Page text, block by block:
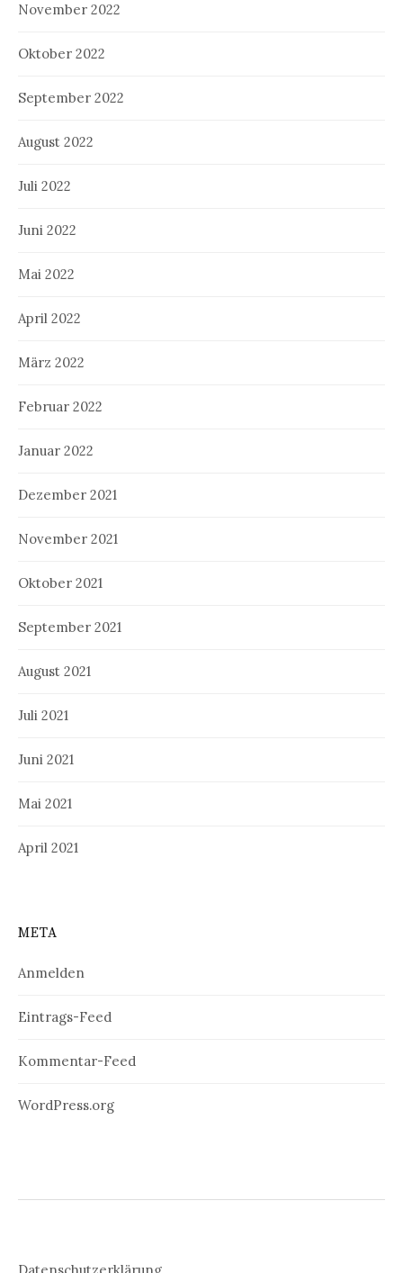
November 2022
Oktober 2022
September 2022
August 2022
Juli 2022
Juni 2022
Mai 2022
April 2022
März 2022
Februar 2022
Januar 2022
Dezember 2021
November 2021
Oktober 2021
September 2021
August 2021
Juli 2021
Juni 2021
Mai 2021
April 2021
META
Anmelden
Eintrags-Feed
Kommentar-Feed
WordPress.org